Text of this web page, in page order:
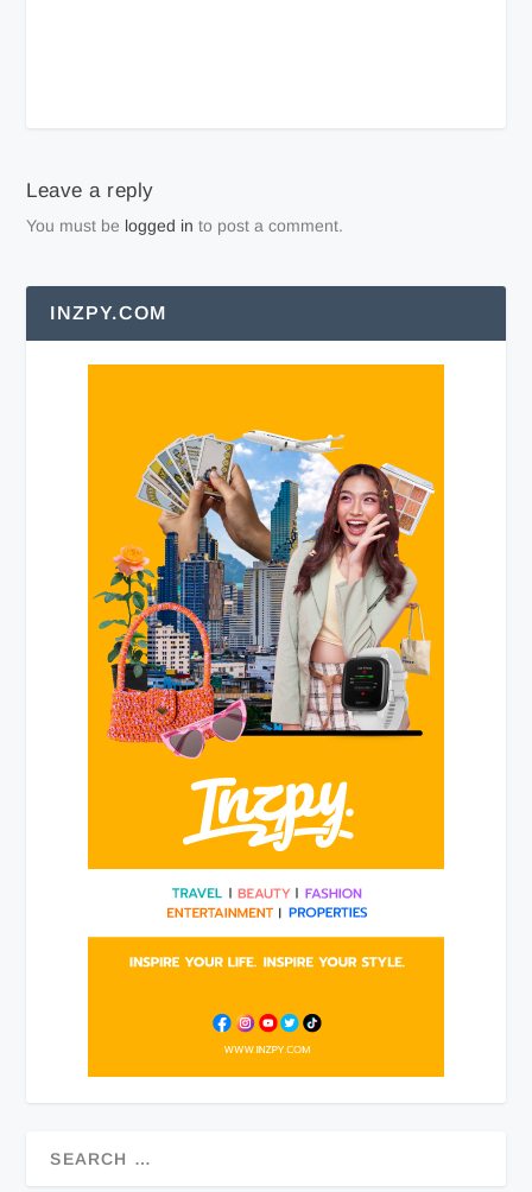
Leave a reply
You must be logged in to post a comment.
INZPY.COM